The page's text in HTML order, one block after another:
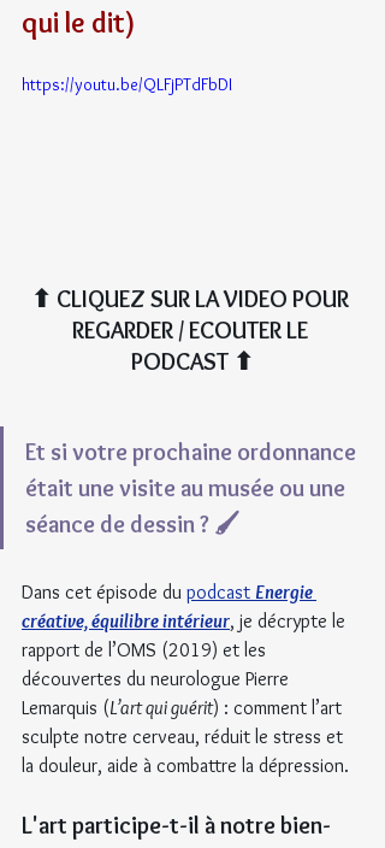
qui le dit)
https://youtu.be/QLFjPTdFbDI
⬆︎ CLIQUEZ SUR LA VIDEO POUR
REGARDER / ECOUTER LE
PODCAST ⬆︎
Et si votre prochaine ordonnance
était une visite au musée ou une
séance de dessin ? 🖌️
Dans cet épisode du podcast Energie
créative, équilibre intérieur, je décrypte le
rapport de l’OMS (2019) et les
découvertes du neurologue Pierre
Lemarquis (L’art qui guérit) : comment l’art
sculpte notre cerveau, réduit le stress et
la douleur, aide à combattre la dépression.
L'art participe-t-il à notre bien-